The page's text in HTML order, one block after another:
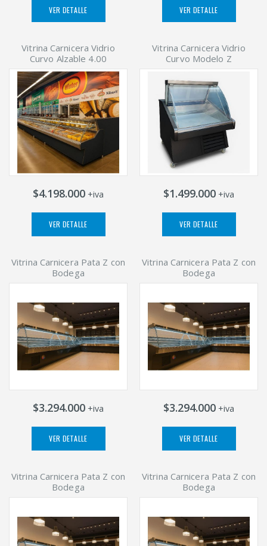
VER DETALLE VER DETALLE
Vitrina Carnicera Vidrio
Curvo Alzable 4.00
$4.198.000 +iva
VER DETALLE
Vitrina Carnicera Vidrio
Curvo Modelo Z
$1.499.000 +iva
VER DETALLE
Vitrina Carnicera Pata Z con
Bodega
$3.294.000 +iva
VER DETALLE
Vitrina Carnicera Pata Z con
Bodega
$3.294.000 +iva
VER DETALLE
Vitrina Carnicera Pata Z con
Bodega
Vitrina Carnicera Pata Z con
Bodega